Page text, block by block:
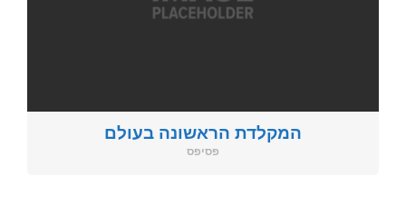
המקלדת הראשונה בעולם
פסיפס